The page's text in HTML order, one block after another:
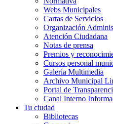
Webs Municipales
Cartas de Servicios
Organización
Atención Ciudadana
Notas de prensa
Premios y
Cursos personal
Galería Multimedia
Archivo Municipal
Portal de
Canal Interno
Tu ciudad
Bibliotecas